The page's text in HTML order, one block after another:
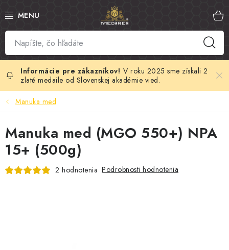
na
SLOVENSKÝ MED
MANUKA MED
VČELÍ PEĽ
MATERSKÁ KAŠIČKA
VČELÍ JED
V roku 2025 sme získali 2
zlaté medaile od Slovenskej akadémie vied.
Manuka med
Manuka med (MGO 550+) NPA
15+ (500g)
2 hodnotenia Podrobnosti hodnotenia